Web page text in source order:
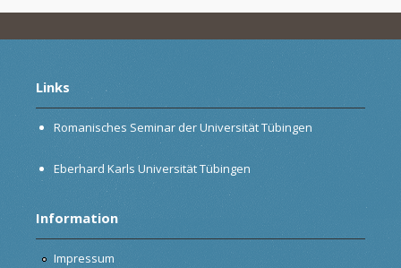
Links
Romanisches Seminar der Universität Tübingen
Eberhard Karls Universität Tübingen
Information
Impressum